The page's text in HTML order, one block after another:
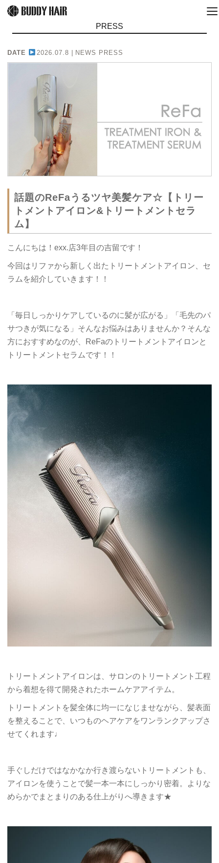
PRESS
DATE 2026.07.8 | NEWS PRESS
話題のReFaうるツヤ美髪ケア☆【トリー
トメントアイロン&トリートメントセラ
ム】
こんにちは！exx.店3年目の吉留です！
今回はリファから新しく出たトリートメントアイロン、セ
ラムを紹介していきます！！
「毎日しっかりケアしているのに髪が広がる」「毛先のパ
サつきが気になる」そんなお悩みはありませんか？そんな
方におすすめなのが、ReFaのトリートメントアイロンと
トリートメントセラムです！！
トリートメントアイロンは、サロンのトリートメント工程
から着想を得て開発されたホームケアアイテム。
トリートメントを髪全体に均一になじませながら、髪表面
を整えることで、いつものヘアケアをワンランクアップさ
せてくれます♩
手ぐしだけではなかなか行き渡らないトリートメントも、
アイロンを使うことで髪一本一本にしっかり密着。よりな
めらかでまとまりのある仕上がりへ導きます★